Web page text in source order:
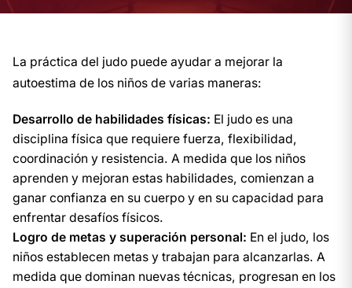
La práctica del judo puede ayudar a mejorar la
autoestima de los niños de varias maneras:
Desarrollo de habilidades físicas: El judo es una
disciplina física que requiere fuerza, flexibilidad,
coordinación y resistencia. A medida que los niños
aprenden y mejoran estas habilidades, comienzan a
ganar confianza en su cuerpo y en su capacidad para
enfrentar desafíos físicos.
Logro de metas y superación personal: En el judo, los
niños establecen metas y trabajan para alcanzarlas. A
medida que dominan nuevas técnicas, progresan en los